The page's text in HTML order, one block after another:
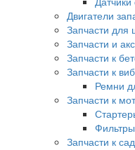
Двигатели
Запчасти
Запчасти и
Запчасти к
Запчасти к
Ремни
Запчасти к
Запчасти к